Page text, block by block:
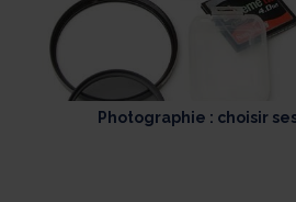
Photographie : choisir